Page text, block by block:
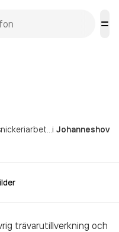
i Johanneshov
trävarutillverkning och